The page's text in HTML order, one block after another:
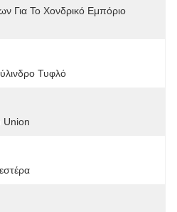
Για Το Χονδρικό Εμπόριο
Τυφλό
Union